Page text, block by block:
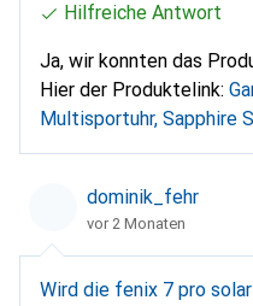
Hilfreiche Antwort
Ja, wir konnten das
Hier der Produktelink:
Multisportuhr, Sapphire
dominik_fehr
vor 2 Monaten
Wird die fenix 7 pro